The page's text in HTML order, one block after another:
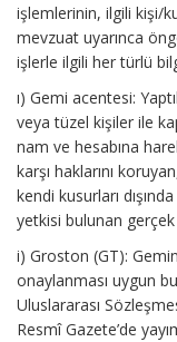
işlemlerinin, ilgili kişi/
mevzuat uyarınca
işlerle ilgili her türlü
ı) Gemi acentesi:
veya tüzel kişiler ile
nam ve hesabına
karşı haklarını
kendi kusurları
yetkisi bulunan
i) Groston (GT):
onaylanması uygun
Uluslararası
Resmî Gazete’de